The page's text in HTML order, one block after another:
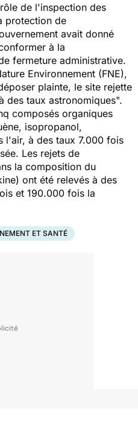
de l'inspection des
protection de
avait donné
à la
fermeture administrative.
Environnement (FNE),
plainte, le site rejette
des taux astronomiques".
composés organiques
isopropanol,
l'air, à des taux 7.000 fois
Les rejets de
la composition du
ont été relevés à des
et 190.000 fois la
ET SANTÉ